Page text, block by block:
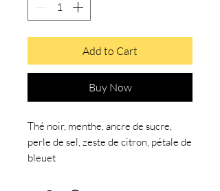
Add to Cart
Buy Now
Thé noir, menthe, ancre de sucre,
perle de sel, zeste de citron, pétale de
bleuet